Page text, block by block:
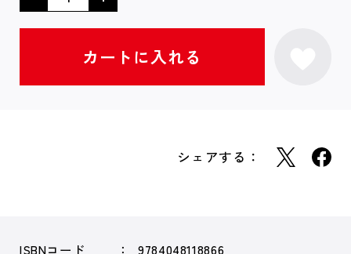
シェアする：
ISBNコード
9784048118866